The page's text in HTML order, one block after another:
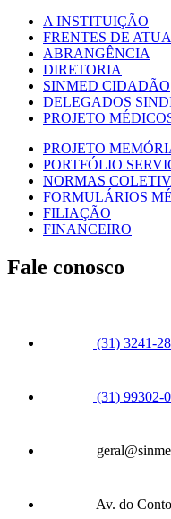
A INSTITUIÇÃO
FRENTES DE
ABRANGÊNCIA
DIRETORIA
SINMED CIDADÃO
DELEGADOS
PROJETO
PROJETO
PORTFÓLIO
NORMAS
FORMULÁRIOS
FILIAÇÃO
FINANCEIRO
Fale conosco
(31) 3241-
(31) 99302-
Av. do